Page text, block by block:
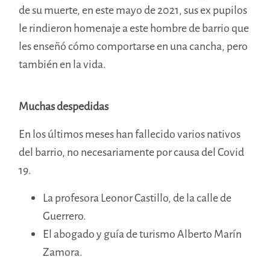
de su muerte, en este mayo de 2021, sus ex pupilos
le rindieron homenaje a este hombre de barrio que
les enseñó cómo comportarse en una cancha, pero
también en la vida.
Muchas despedidas
En los últimos meses han fallecido varios nativos
del barrio, no necesariamente por causa del Covid
19.
La profesora Leonor Castillo, de la calle de
Guerrero.
El abogado y guía de turismo Alberto Marín
Zamora.